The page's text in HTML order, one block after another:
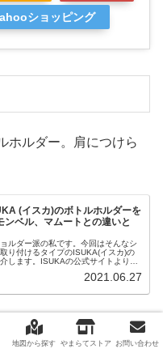
ショッピング
ホルダー。肩につけら
(イスカ)のボトルホルダーを
ンベル、マムートとの違いと
ルダー派の私です。今回はそんなシ
り付けるタイプのISUKA(イスカ)の
します。ISUKAの公式サイトより正
2021.06.27
(ISUKA) ボトルクー
地図から探す やまらてストア お問い合わせ